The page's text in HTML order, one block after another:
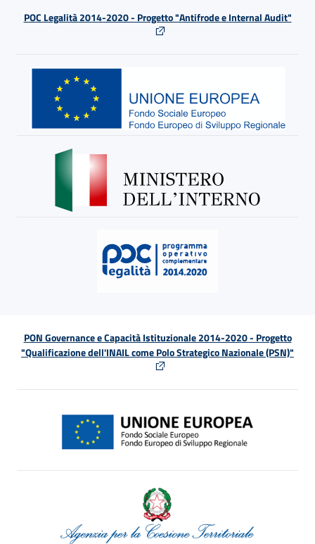
POC Legalità 2014-2020 - Progetto "Antifrode e Internal Audit"
PON Governance e Capacità Istituzionale 2014-2020 - Progetto
"Qualificazione dell'INAIL come Polo Strategico Nazionale (PSN)"